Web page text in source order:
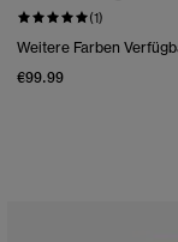
(1)
Weitere Farben
€99.99